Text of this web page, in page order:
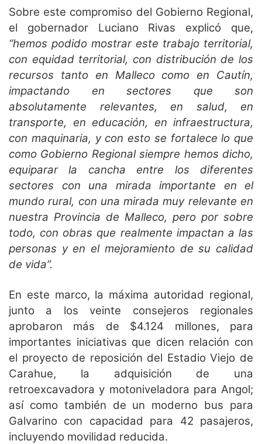
Sobre este compromiso del Gobierno Regional,
el gobernador Luciano Rivas explicó que,
“hemos podido mostrar este trabajo territorial,
con equidad territorial, con distribución de los
recursos tanto en Malleco como en Cautín,
impactando en sectores que son
absolutamente relevantes, en salud, en
transporte, en educación, en infraestructura,
con maquinaria, y con esto se fortalece lo que
como Gobierno Regional siempre hemos dicho,
equiparar la cancha entre los diferentes
sectores con una mirada importante en el
mundo rural, con una mirada muy relevante en
nuestra Provincia de Malleco, pero por sobre
todo, con obras que realmente impactan a las
personas y en el mejoramiento de su calidad
de vida”.
En este marco, la máxima autoridad regional,
junto a los veinte consejeros regionales
aprobaron más de $4.124 millones, para
importantes iniciativas que dicen relación con
el proyecto de reposición del Estadio Viejo de
Carahue, la adquisición de una
retroexcavadora y motoniveladora para Angol;
así como también de un moderno bus para
Galvarino con capacidad para 42 pasajeros,
incluyendo movilidad reducida.